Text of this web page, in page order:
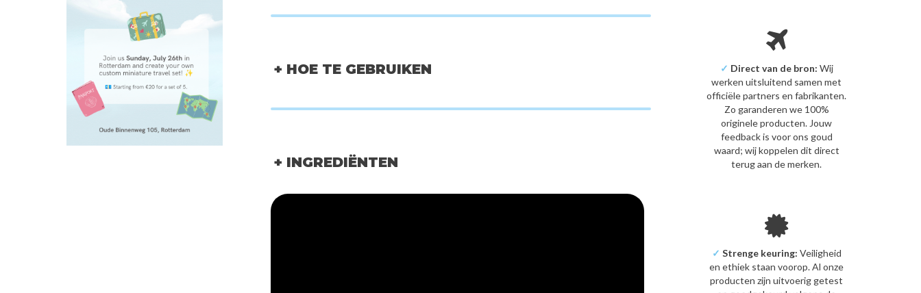
+ HOE TE GEBRUIKEN
+ INGREDIËNTEN
✓ Direct van de bron: Wij
werken uitsluitend samen met
officiële partners en fabrikanten.
Zo garanderen we 100%
originele producten. Jouw
feedback is voor ons goud
waard; wij koppelen dit direct
terug aan de merken.
✓ Strenge keuring: Veiligheid
en ethiek staan voorop. Al onze
producten zijn uitvoerig getest